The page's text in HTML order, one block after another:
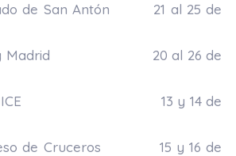
de San Antón 21 al 25 de
Madrid 20 al 26 de
MICE 13 y 14 de
de Cruceros 15 y 16 de